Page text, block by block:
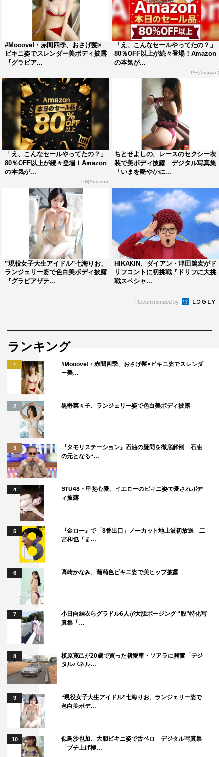
#Mooove!・赤間四季、おさげ髪×
ビキニ姿でスレンダー美ボディ披露
『グラビア...
「え、こんなセールやってたの？」
80％OFF以上が続々登場！Amazon
の本気が...
PR(Amazon)
「え、こんなセールやってたの？」
80％OFF以上が続々登場！Amazon
の本気が...
PR(Amazon)
ちとせよしの、レースのセクシー衣
装で美ボディ披露 デジタル写真集
「いまを艶やかに...
”現役女子大生アイドル”七海りお、
ランジェリー姿で色白美ボディ披露
『グラビアザテ...
HIKAKIN、ダイアン・津田篤宏がド
リフコントに初挑戦『ドリフに大挑
戦スペシャ...
Recommended by
ランキング
1
#Mooove!・赤間四季、おさげ髪×ビキニ姿でスレンダ
ー美…
2 黒嵜菜々子、ランジェリー姿で色白美ボディ披露
3
『タモリステーション』石油の疑問を徹底解剖 石油
の元となる“…
4
STU48・甲斐心愛、イエローのビキニ姿で愛されボデ
ィ披露
5
『金ロー』で「8番出口」ノーカット地上波初放送 二
宮和也「ま…
6 高崎かなみ、葡萄色ビキニ姿で美ヒップ披露
7
小日向結衣らグラドル6人が大胆ポージング “股”特化写
真集「…
8
槙原寛己が20歳で買った初愛車・ソアラに興奮「デジ
タルパネル…
9
“現役女子大生アイドル”七海りお、ランジェリー姿で
色白美ボデ…
10
似鳥沙也加、大胆ビキニ姿で舌ペロ デジタル写真集
「ブチ上げ極…